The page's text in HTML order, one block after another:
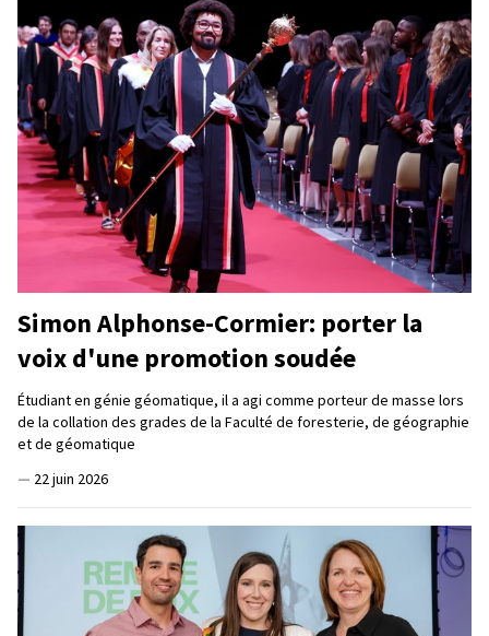
Simon Alphonse-Cormier: porter la
voix d'une promotion soudée
Étudiant en génie géomatique, il a agi comme porteur de masse lors
de la collation des grades de la Faculté de foresterie, de géographie
et de géomatique
— 22 juin 2026